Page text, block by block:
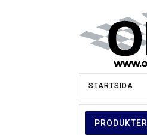
STARTSIDA
PRODUKTER